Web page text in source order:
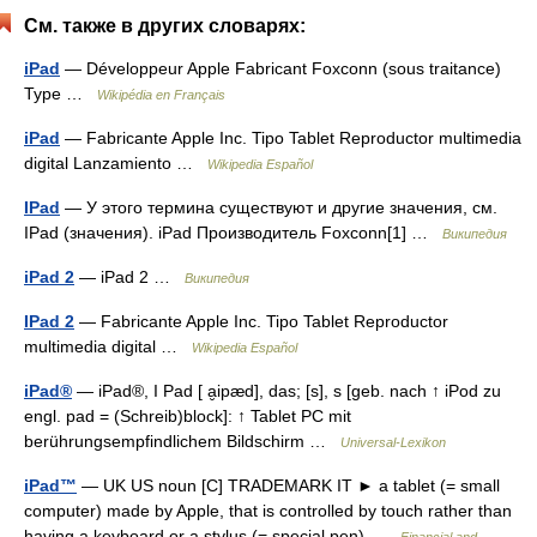
См. также в других словарях:
iPad — Développeur Apple Fabricant Foxconn (sous traitance)
Type …
Wikipédia en Français
iPad — Fabricante Apple Inc. Tipo Tablet Reproductor multimedia
digital Lanzamiento …
Wikipedia Español
IPad — У этого термина существуют и другие значения, см.
IPad (значения). iPad Производитель Foxconn[1] …
Википедия
iPad 2 — iPad 2 … Википедия
IPad 2 — Fabricante Apple Inc. Tipo Tablet Reproductor
multimedia digital …
Wikipedia Español
iPad® — iPad®, I Pad [ a̮ipæd], das; [s], s [geb. nach ↑ iPod zu
engl. pad = (Schreib)block]: ↑ Tablet PC mit
berührungsempfindlichem Bildschirm …
Universal-Lexikon
iPad™ — UK US noun [C] TRADEMARK IT ► a tablet (= small
computer) made by Apple, that is controlled by touch rather than